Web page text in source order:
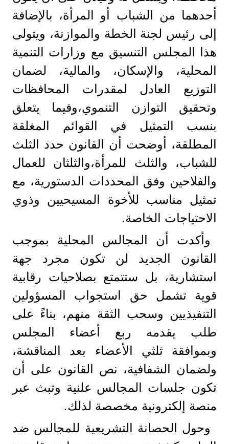
أحدهما من الشباب أو المرأة، بالإضافة
إلى رئيس لجنة الخطة والموازنة، ويتولى
هذا المجلس التنسيق مع وزارات التنمية
المحلية، والإسكان، والمالية، لضمان
التوزيع العادل لمقدرات المحافظات
وتحقيق التوازن التنموي،​وفيما يتعلق
بنسب التمثيل في القوائم المغلقة
المطلقة، أوضحت أن القانون حدد ​الثلث
للشباب، و​الثلث للمرأة،​والثلثان للعمال
والفلاحين وفق المحددات الدستورية، مع
تمثيل مناسب للأخوة المسيحيين وذوي
الاحتياجات الخاصة.
​وأكدت أن المجالس المحلية بموجب
القانون الجديد لن تكون مجرد جهة
استشارية، بل ستتمتع بصلاحيات رقابية
قوية تشمل حق استجواب المسؤولين
التنفيذيين وسحب الثقة منهم، بناءً على
طلب يقدمه ربع أعضاء المجلس
وبموافقة ثلثي الأعضاء بعد المناقشة،
ولضمان الشفافية، نص القانون على أن
تكون جلسات المجالس علنية وتبث عبر
منصة إلكترونية مخصصة لذلك.
​وحول الحصانة التشريعية للمجالس ضد